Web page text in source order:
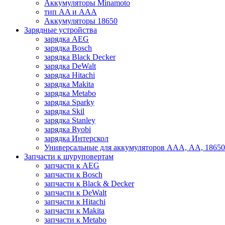
Аккумуляторы Minamoto
тип AA и AAA
Аккумуляторы 18650
Зарядные устройства
зарядка AEG
зарядка Bosch
зарядка Black Decker
зарядка DeWalt
зарядка Hitachi
зарядка Makita
зарядка Metabo
зарядка Sparky
зарядка Skil
зарядка Stanley
зарядка Ryobi
зарядка Интерскол
Универсальные для аккумуляторов ААА, АА,
Запчасти к шуруповертам
запчасти к AEG
запчасти к Bosch
запчасти к Black & Decker
запчасти к DeWalt
запчасти к Hitachi
запчасти к Makita
запчасти к Metabo